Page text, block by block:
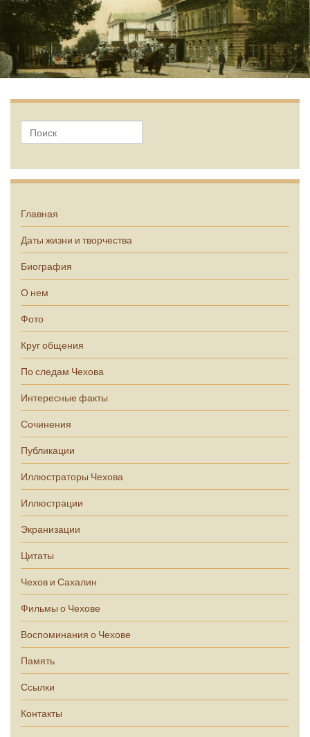
Главная
Даты жизни и творчества
Биография
О нем
Фото
Круг общения
По следам Чехова
Интересные факты
Сочинения
Публикации
Иллюстраторы Чехова
Иллюстрации
Экранизации
Цитаты
Чехов и Сахалин
Фильмы о Чехове
Воспоминания о Чехове
Память
Ссылки
Контакты